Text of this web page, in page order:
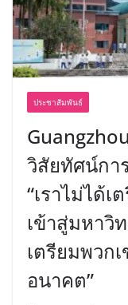
ประชาสัมพันธ์
วิสัยทัศน์กา
“เราไม่ได้เ
เข้าสู่มหาวิ
เตรียมพวก
อนาคต”